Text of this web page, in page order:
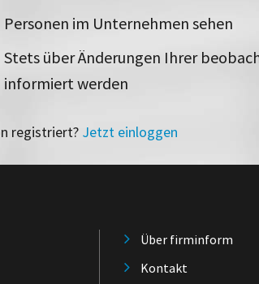
Personen im Unternehmen sehen
Stets über Änderungen Ihrer
informiert werden
registriert? Jetzt einloggen
Über firminform
Kontakt